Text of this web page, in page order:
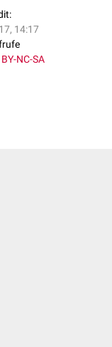
halten individuell
14:17
BY-NC-SA